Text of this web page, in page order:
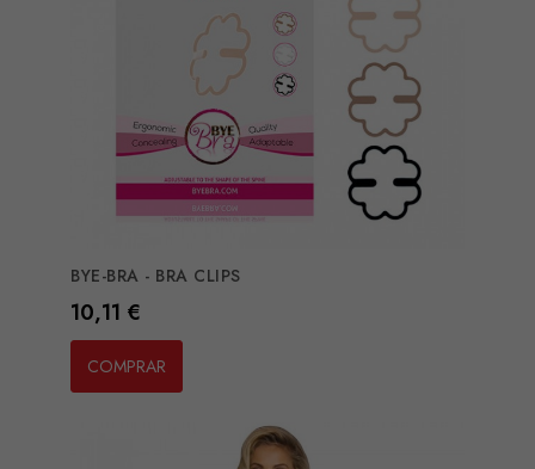
BYE-BRA - BRA CLIPS
Preço
10,11 €
COMPRAR